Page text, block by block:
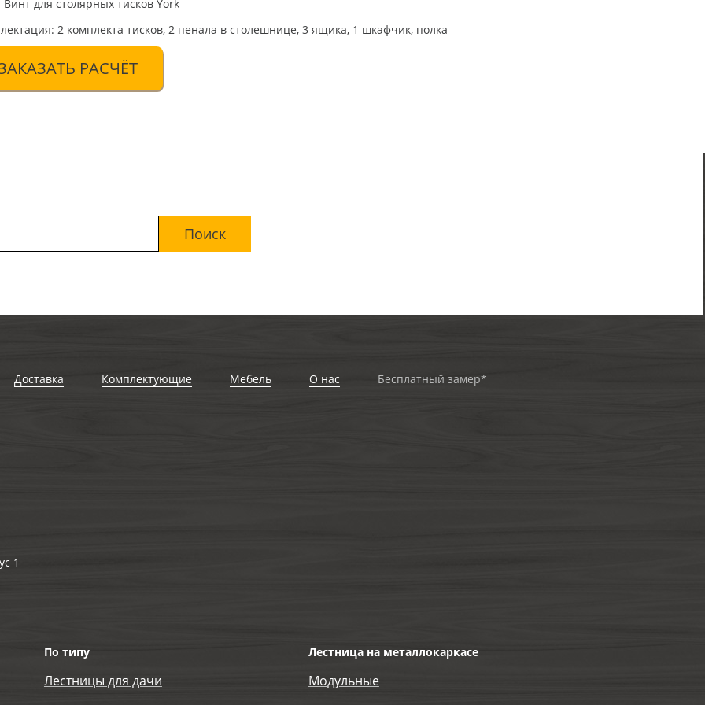
Винт для столярных тисков York
2 комплекта тисков, 2 пенала в столешнице, 3 ящика, 1 шкафчик, полка
РАСЧЁТ
Доставка Комплектующие Мебель О нас Бесплатный замер*
1
По типу
Лестницы для дачи
Лестница на металлокаркасе
Модульные